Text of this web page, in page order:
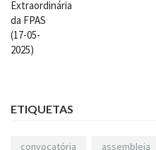
ETIQUETAS
convocatória assembleia